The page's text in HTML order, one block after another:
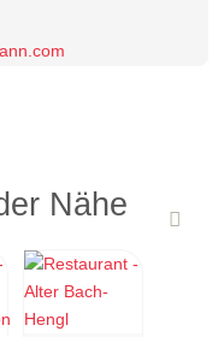
Nähe